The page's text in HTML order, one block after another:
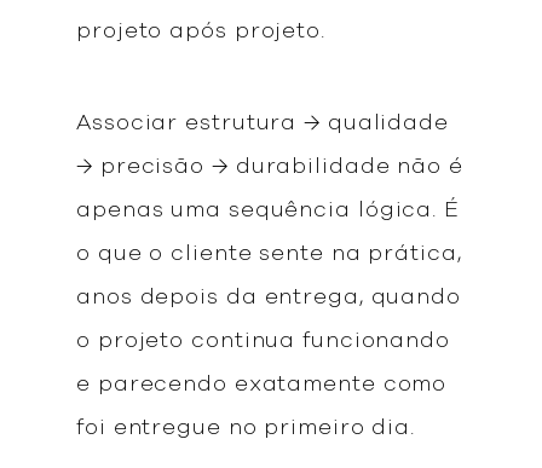
projeto após projeto.
Associar estrutura → qualidade
→ precisão → durabilidade não é
apenas uma sequência lógica. É
o que o cliente sente na prática,
anos depois da entrega, quando
o projeto continua funcionando
e parecendo exatamente como
foi entregue no primeiro dia.